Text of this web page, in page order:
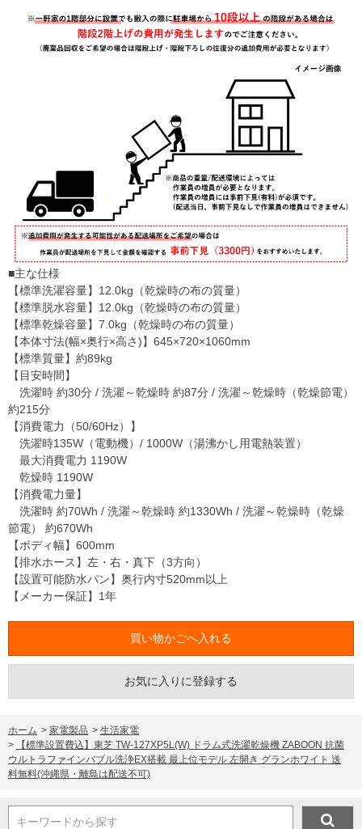
■主な仕様
【標準洗濯容量】12.0kg（乾燥時の布の質量）
【標準脱水容量】12.0kg（乾燥時の布の質量）
【標準乾燥容量】7.0kg（乾燥時の布の質量）
【本体寸法(幅×奥行×高さ)】645×720×1060mm
【標準質量】約89kg
【目安時間】
洗濯時 約30分 / 洗濯～乾燥時 約87分 / 洗濯～乾燥時（乾燥節電）
約215分
【消費電力（50/60Hz）】
洗濯時135W（電動機）/ 1000W（湯沸かし用電熱装置）
最大消費電力 1190W
乾燥時 1190W
【消費電力量】
洗濯時 約70Wh / 洗濯～乾燥時 約1330Wh / 洗濯～乾燥時（乾燥
節電） 約670Wh
【ボディ幅】600mm
【排水ホース】左・右・真下（3方向）
【設置可能防水パン】奥行内寸520mm以上
【メーカー保証】1年
お気に入りに登録する
ホーム > 家電製品 > 生活家電
>
【標準設置費込】東芝 TW-127XP5L(W) ドラム式洗濯乾燥機 ZABOON 抗菌
ウルトラファインバブル洗浄EX搭載 最上位モデル 左開き グランホワイト 送
料無料(沖縄県・離島は配送不可)
キーワードから探す